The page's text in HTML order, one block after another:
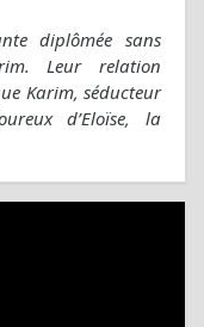
diplômée sans
Leur relation
Karim, séducteur
d’Eloïse, la